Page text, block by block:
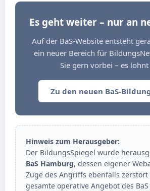
Es geht weiter – nur an
Auf der BaS-Website entsteht
ein neuer Bereich für
Sie gern vorbei – es lohnt
Zu den neuen BaS-
Hinweis zum Herausgeber:
Der BildungsSpiegel wurde
BaS Hamburg, dessen eigener
Zuge des Angriffs ebenfalls zerstört
gesamte operative Angebot des